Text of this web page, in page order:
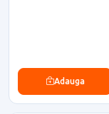
Adauga